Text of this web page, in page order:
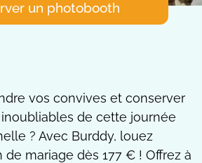
un photobooth
vos convives et conserver
inoubliables de cette journée
? Avec Burddy, louez
mariage dès 177 € ! Offrez à